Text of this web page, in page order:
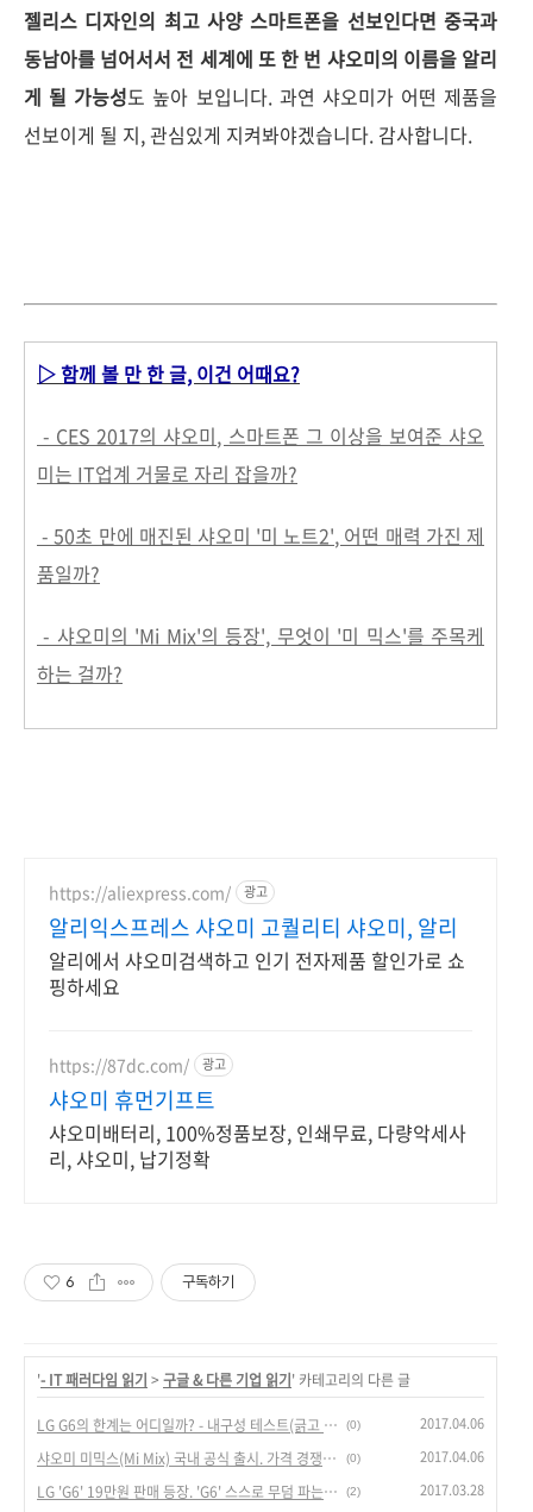
젤리스 디자인의 최고 사양 스마트폰을 선보인다면 중국과
동남아를 넘어서서 전 세계에 또 한 번 샤오미의 이름을 알리
게 될 가능성도 높아 보입니다. 과연 샤오미가 어떤 제품을
선보이게 될 지, 관심있게 지켜봐야겠습니다. 감사합니다.
▷ 함께 볼 만 한 글, 이건 어때요?
- CES 2017의 샤오미, 스마트폰 그 이상을 보여준 샤오
미는 IT업계 거물로 자리 잡을까?
- 50초 만에 매진된 샤오미 '미 노트2', 어떤 매력 가진 제
품일까?
- 샤오미의 'Mi Mix'의 등장', 무엇이 '미 믹스'를 주목케
하는 걸까?
https://aliexpress.com/ 광고
알리익스프레스 샤오미 고퀄리티 샤오미, 알리
알리에서 샤오미검색하고 인기 전자제품 할인가로 쇼
핑하세요
https://87dc.com/ 광고
샤오미 휴먼기프트
샤오미배터리, 100%정품보장, 인쇄무료, 다량악세사
리, 샤오미, 납기정확
6 구독하기
'- IT 패러다임 읽기 > 구글 & 다른 기업 읽기' 카테고리의 다른 글
LG G6의 한계는 어디일까? - 내구성 테스트(긁고 태우고 구부리고) (0) 2017.04.06
샤오미 미믹스(Mi Mix) 국내 공식 출시. 가격 경쟁력 살아있나? (0) 2017.04.06
LG 'G6' 19만원 판매 등장. 'G6' 스스로 무덤 파는격? (2) 2017.03.28